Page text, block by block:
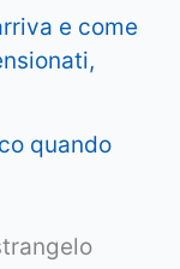
e come
quando